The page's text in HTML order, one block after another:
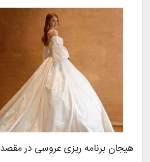
هیجان برنامه ریزی عروسی در مقصد